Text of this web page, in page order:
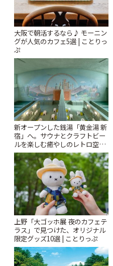
大阪で朝活するなら♪ モーニン
グが人気のカフェ5選 | ことりっ
ぷ
新オープンした銭湯「黄金湯 新
宿」へ。サウナとクラフトビー
ルを楽しむ癒やしのレトロ空間
| ことりっぷ
上野「大ゴッホ展 夜のカフェテ
ラス」で見つけた、オリジナル
限定グッズ10選 | ことりっぷ